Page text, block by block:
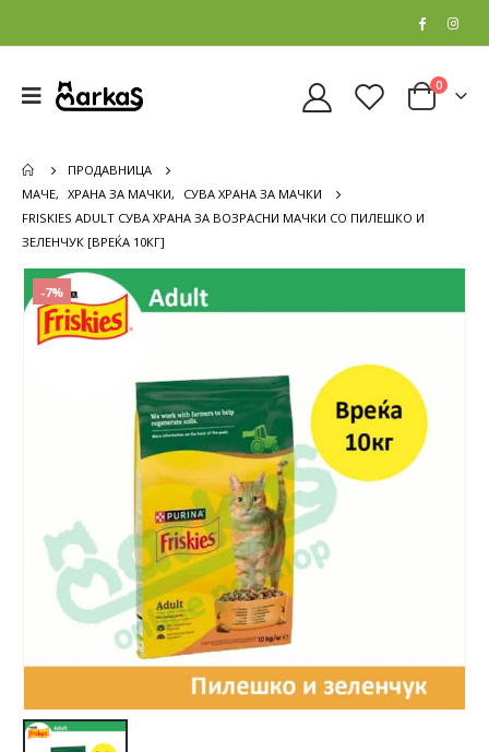
0
ПРОДАВНИЦА
МАЧЕ, ХРАНА ЗА МАЧКИ,
СУВА ХРАНА ЗА МАЧКИ
FRISKIES ADULT СУВА ХРАНА ЗА ВОЗРАСНИ МАЧКИ СО ПИЛЕШКО И
ЗЕЛЕНЧУК [ВРЕЌА 10КГ]
-7%